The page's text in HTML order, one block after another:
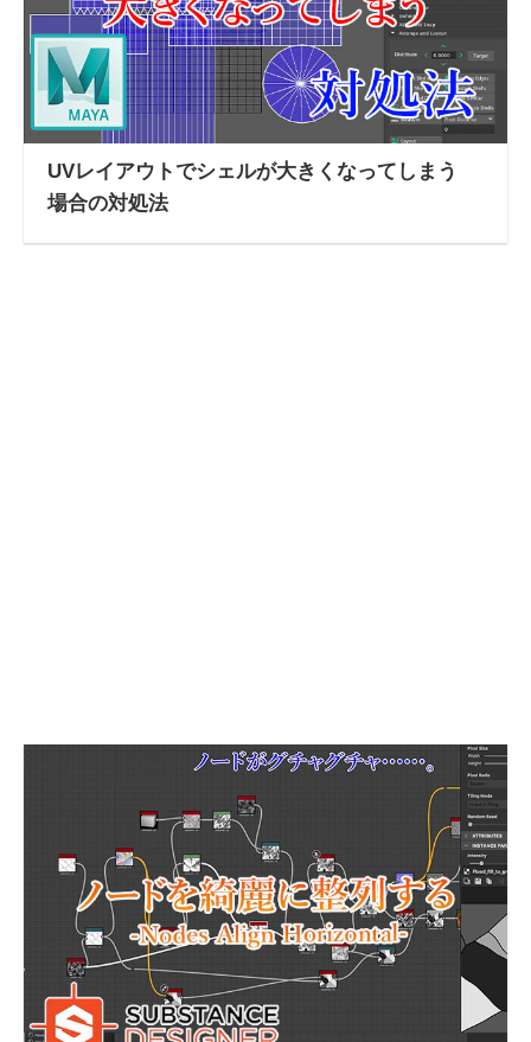
UVレイアウトでシェルが大きくなってしまう
場合の対処法